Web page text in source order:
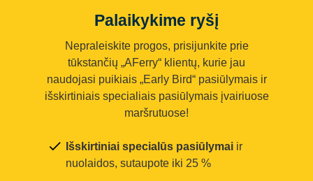
Palaikykime ryšį
Nepraleiskite progos, prisijunkite prie
tūkstančių „AFerry“ klientų, kurie jau
naudojasi puikiais „Early Bird“ pasiūlymais ir
išskirtiniais specialiais pasiūlymais įvairiuose
maršrutuose!
Išskirtiniai specialūs pasiūlymai ir
nuolaidos, sutaupote iki 25 %